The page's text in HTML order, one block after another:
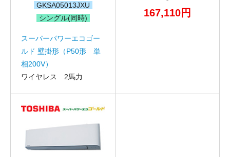
GKSA05013JXU
シングル(同時)
スーパーパワーエコゴー
ルド 壁掛形（P50形 単
相200V）
ワイヤレス 2馬力
167,110円